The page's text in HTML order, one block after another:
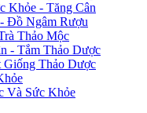
Khỏe - Tăng Cân
Đồ Ngâm Rượu
Thảo Mộc
- Tắm Thảo Dược
Giống Thảo Dược
Và Sức Khỏe